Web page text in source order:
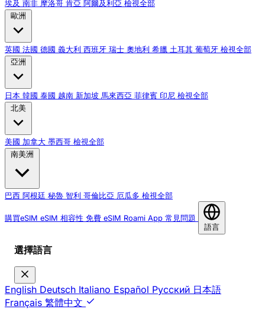
埃及 南非 摩洛哥 肯亞 阿爾及利亞 檢視全部
歐洲
英國 法國 德國 義大利 西班牙 瑞士 奧地利 希臘 土耳其 葡萄牙 檢視全部
亞洲
日本 韓國 泰國 越南 新加坡 馬來西亞 菲律賓 印尼 檢視全部
北美
美國 加拿大 墨西哥 檢視全部
南美洲
巴西 阿根廷 秘魯 智利 哥倫比亞 厄瓜多 檢視全部
購買eSIM eSIM 相容性 免費 eSIM Roami App 常見問題
語言
選擇語言
English Deutsch Italiano Español Русский 日本語
Français 繁體中文